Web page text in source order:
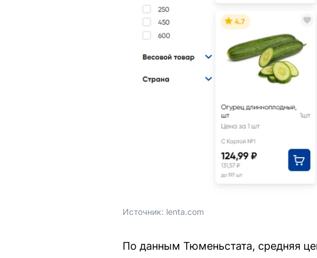
Источник: lenta.com
По данным Тюменьстата, средняя